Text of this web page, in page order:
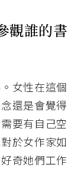
觀誰的書
女性在這個
還是會覺得
要有自己空
於女作家如
奇她們工作